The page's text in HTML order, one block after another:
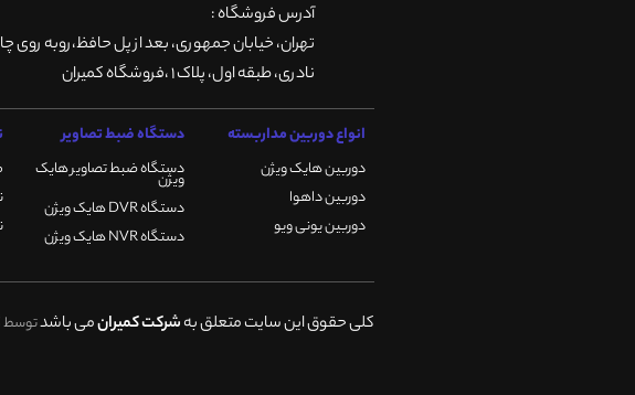
آدرس فروشگاه :
تهران، خيابان جمهوری، بعد از پل حافظ،روبه روی
نادری، طبقه اول، پلاک 1 ،فروشگاه کمیران
انواع دوربین مداربسته
دوربین هایک ویژن
دوربین داهوا
دوربین یونی ویو
دستگاه ضبط تصاویر
دستگاه ضبط تصاویر هایک
ویژن
دستگاه DVR هایک ویژن
دستگاه NVR هایک ویژن
کلی حقوق این سایت متعلق بهشرکت کمیرانمی باشدتوسط